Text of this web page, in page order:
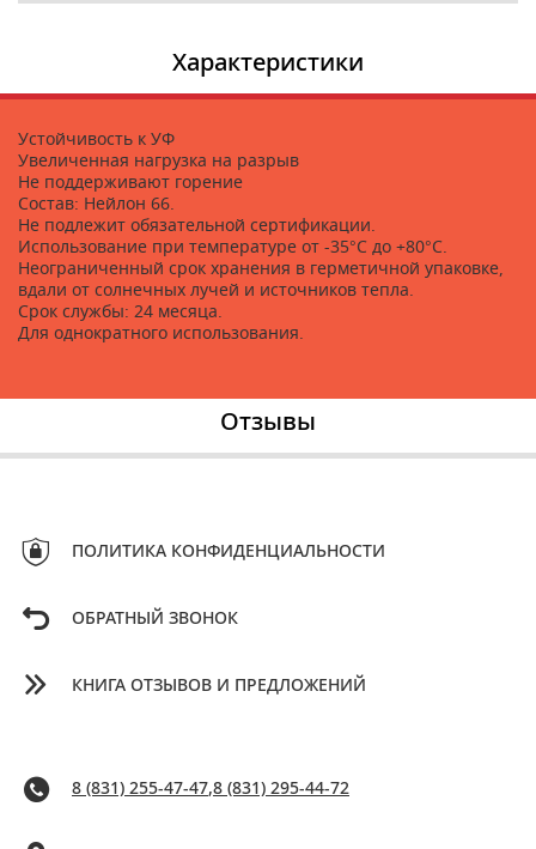
Характеристики
Устойчивость к УФ
Увеличенная нагрузка на разрыв
Не поддерживают горение
Состав: Нейлон 66.
Не подлежит обязательной сертификации.
Использование при температуре от -35°C до +80°C.
Неограниченный срок хранения в герметичной упаковке,
вдали от солнечных лучей и источников тепла.
Срок службы: 24 месяца.
Для однократного использования.
Отзывы
ПОЛИТИКА КОНФИДЕНЦИАЛЬНОСТИ
ОБРАТНЫЙ ЗВОНОК
КНИГА ОТЗЫВОВ И ПРЕДЛОЖЕНИЙ
8 (831) 255-47-47,8 (831) 295-44-72